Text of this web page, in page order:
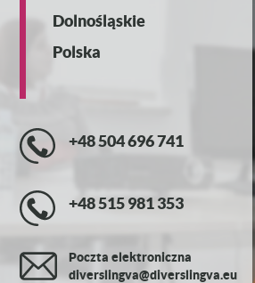
Dolnośląskie
Polska
+48 504 696 741
+48 515 981 353
Poczta elektroniczna
diverslingva@diverslingva.eu